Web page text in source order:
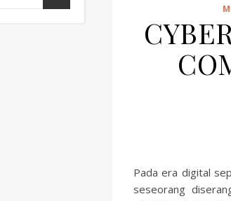
Pada era digital
seseorang